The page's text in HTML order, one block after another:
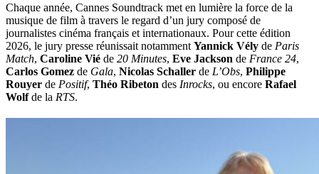
Chaque année, Cannes Soundtrack met en lumière la force de la
musique de film à travers le regard d’un jury composé de
journalistes cinéma français et internationaux. Pour cette édition
2026, le jury presse réunissait notamment Yannick Vély de Paris
Match, Caroline Vié de 20 Minutes, Eve Jackson de France 24,
Carlos Gomez de Gala, Nicolas Schaller de L’Obs, Philippe
Rouyer de Positif, Théo Ribeton des Inrocks, ou encore Rafael
Wolfde la RTS.